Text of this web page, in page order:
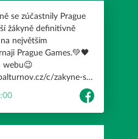
se zúčastnily Prague
žákyně definitivně
největším
Prague Games.💚🖤
webu😉
c/zakyne-se-